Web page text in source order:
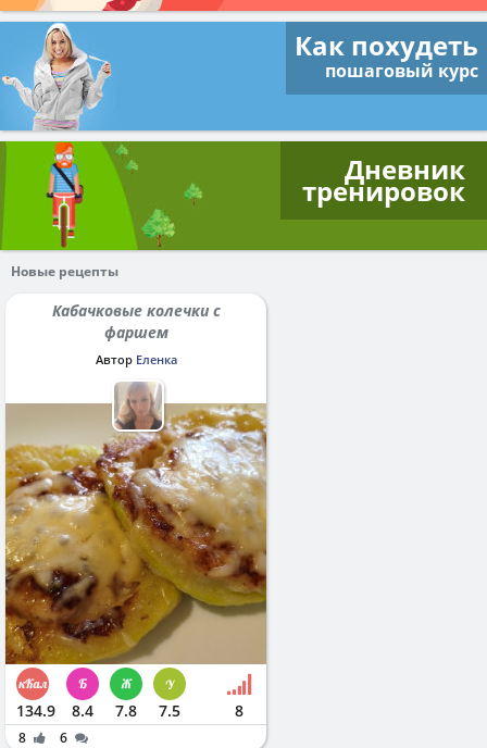
Как похудеть
пошаговый курс
Дневник
тренировок
Новые рецепты
Кабачковые колечки с
фаршем
Автор Еленка
134.9 8.4 7.8 7.5 8
8 6